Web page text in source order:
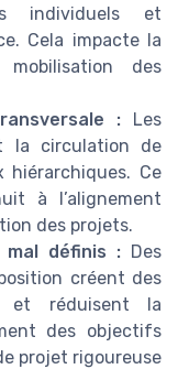
individuels et
Cela impacte la
des
: Les
la circulation de
hiérarchiques. Ce
à l’alignement
des projets.
définis :Des
créent des
et réduisent la
des objectifs
projet rigoureuse